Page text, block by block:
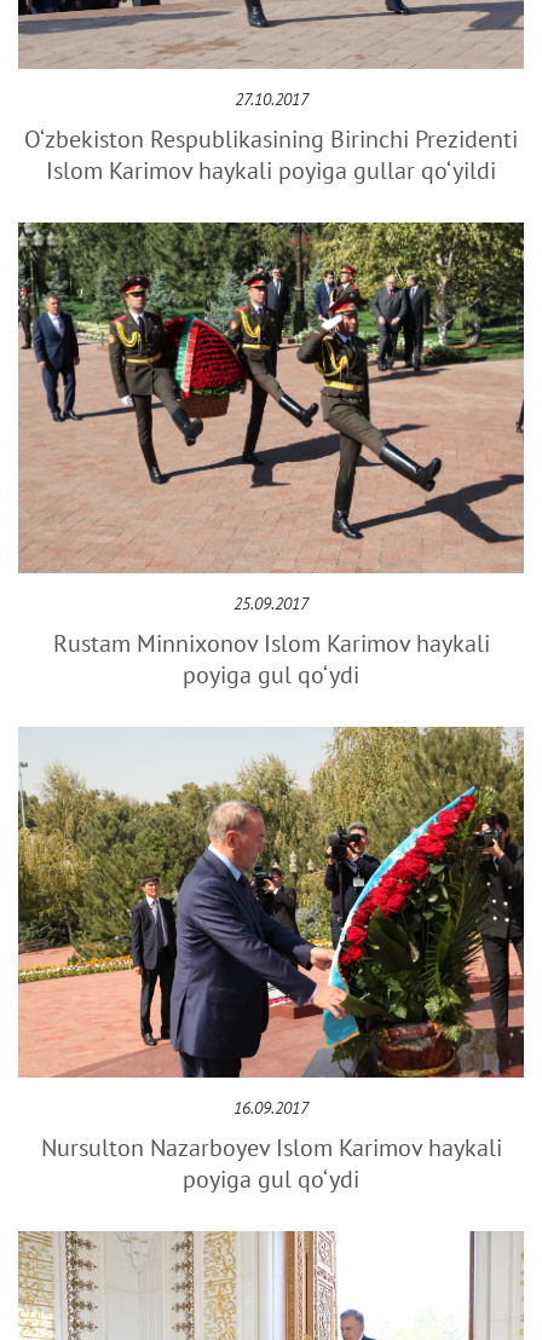
27.10.2017
O‘zbekiston Respublikasining Birinchi Prezidenti
Islom Karimov haykali poyiga gullar qo‘yildi
25.09.2017
Rustam Minnixonov Islom Karimov haykali
poyiga gul qo‘ydi
16.09.2017
Nursulton Nazarboyev Islom Karimov haykali
poyiga gul qo‘ydi